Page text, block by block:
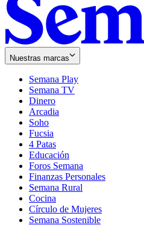
Nuestras marcas
Semana Play
Semana TV
Dinero
Arcadia
Soho
in
new
window
Fucsia
in
new
window
4 Patas
Educación
Foros Semana
Finanzas Personales
Semana Rural
Cocina
Círculo de Mujeres
Semana Sostenible